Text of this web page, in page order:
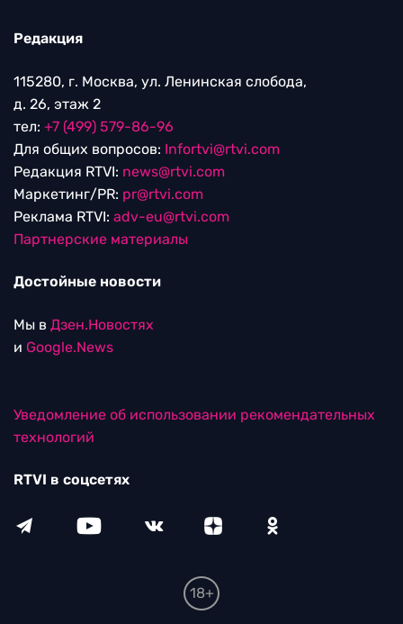
Редакция
115280, г. Москва, ул. Ленинская слобода,
д. 26, этаж 2
тел: +7 (499) 579-86-96
Для общих вопросов: Infortvi@rtvi.com
Редакция RTVI: news@rtvi.com
Маркетинг/PR: pr@rtvi.com
Реклама RTVI: adv-eu@rtvi.com
Партнерские материалы
Достойные новости
Мы в Дзен.Новостях
и Google.News
Уведомление об использовании рекомендательных
технологий
RTVI в соцсетях
18+